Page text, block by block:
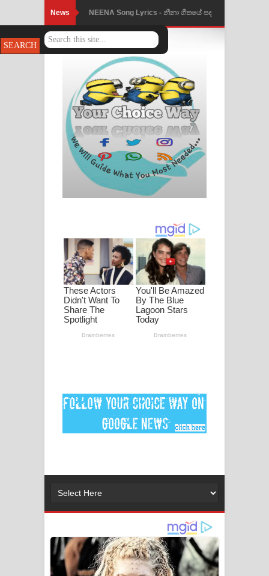
News NEENA Song Lyrics - නීනා ගීතයේ පද
පෙළ
Ahimi Wimai Himi Song Lyrics - අහිමි
විමයි හිමි ගීතයේ පද පෙළ
Mathaka Parana Song Lyrics - මතක
පාරනා ගීතයේ පද පෙළ
Nimnadhen Song Lyrics - නිම්නාදෙන්
ගීතයේ පද පෙළ
ඔබමයි මගේ ආදරේ ගීතයේ පද පෙළ
Pansal Gihin Song Lyrics - පන්සල් ගිහිං
ගීතයේ පද පෙළ
Ankeliya Song Lyrics - අංකෙළිය ගීතයේ
ගීතයේ පද පෙළ
MANAMALA KATHA Song Lyrics -
2026 football world cup song lyrics
අම්මා ගීතයේ පද පෙළ
Gemak Deela Song Lyrics - ගේමක් දීලා